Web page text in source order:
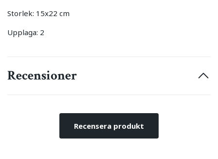
Storlek: 15x22 cm
Upplaga: 2
Recensioner
Recensera produkt